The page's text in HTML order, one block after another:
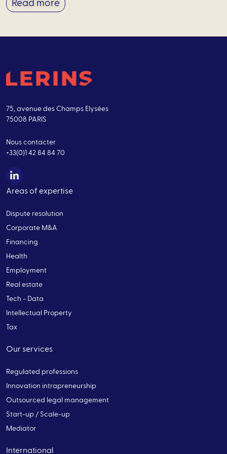
Read more
75, avenue des Champs Elysées
75008 PARIS
Nous contacter
+33(0)1 42 84 84 70
Areas of expertise
Dispute resolution
Corporate M&A
Financing
Health
Employment
Real estate
Tech - Data
Intellectual Property
Tax
Our services
Regulated professions
Innovation intrapreneurship
Outsourced legal management
Start-up / Scale-up
Mediator
International